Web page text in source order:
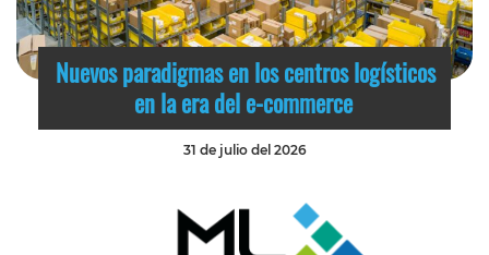
Nuevos paradigmas en los centros logísticos
en la era del e-commerce
31 de julio del 2026